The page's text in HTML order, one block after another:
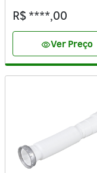
R$ ****,00
visibilityVer Preço